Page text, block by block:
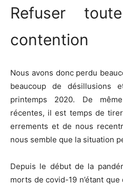
Refuser
contention
Nous avons donc perdu
beaucoup de désillusions
printemps 2020. De
récentes, il est temps de
errements et de nous
nous semble que la situation
Depuis le début de la
morts de covid-19 n’étant